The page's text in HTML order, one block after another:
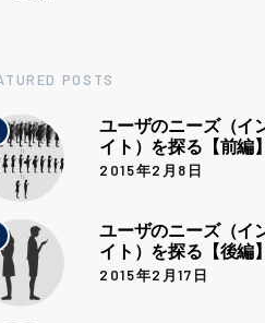
POSTS
ユーザのニーズ（イ
イト）を探る【前編】
2015年2月8日
ユーザのニーズ（イ
イト）を探る【後編】
2015年2月17日